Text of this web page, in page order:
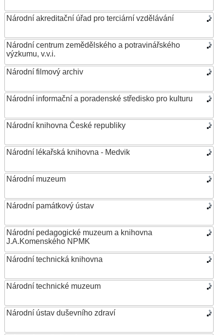
Národní akreditační úřad pro terciární vzdělávání
Národní centrum zemědělského a potravinářského
výzkumu, v.v.i.
Národní filmový archiv
Národní informační a poradenské středisko pro kulturu
Národní knihovna České republiky
Národní lékařská knihovna - Medvik
Národní muzeum
Národní památkový ústav
Národní pedagogické muzeum a knihovna
J.A.Komenského NPMK
Národní technická knihovna
Národní technické muzeum
Národní ústav duševního zdraví